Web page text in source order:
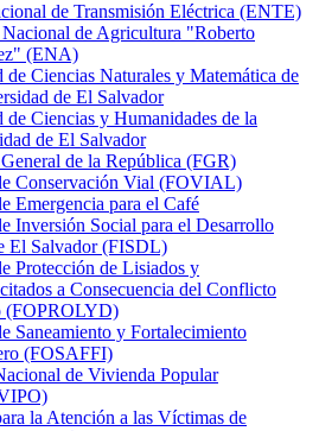
de Transmisión Eléctrica (ENTE)
Nacional de Agricultura "Roberto
(ENA)
de Ciencias Naturales y Matemática de
de El Salvador
de Ciencias y Humanidades de la
de El Salvador
de la República (FGR)
Conservación Vial (FOVIAL)
Emergencia para el Café
Inversión Social para el Desarrollo
El Salvador (FISDL)
Protección de Lisiados y
a Consecuencia del Conflicto
(FOPROLYD)
Saneamiento y Fortalecimiento
(FOSAFFI)
de Vivienda Popular
la Atención a las Víctimas de